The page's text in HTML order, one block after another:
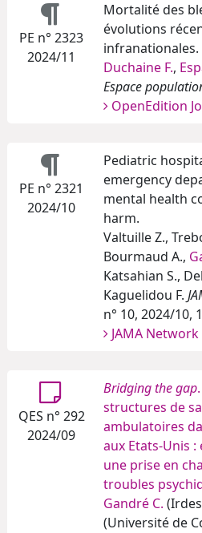
PE n° 2323
2024/11
Mortalité des
évolutions
infranationales.
Duchaine F.,
Espace
OpenEdition
PE n° 2321
2024/10
Pediatric
emergency
mental health
harm.
Valtuille Z.,
Bourmaud A.,
Katsahian S.,
Kaguelidou F.
n° 10, 2024/10,
JAMA
QES n° 292
2024/09
Bridging the gap
structures de
ambulatoires
aux Etats-Unis
une prise en
troubles
Gandré C.
(Université de